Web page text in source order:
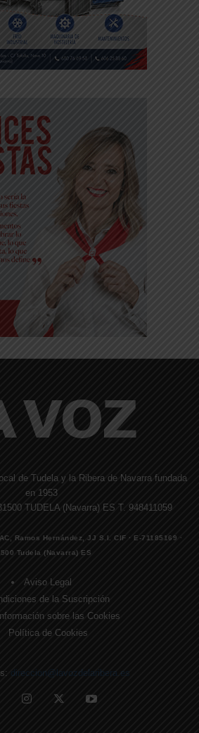
de Tudela y la Ribera de Navarra fundada
en 1953
TUDELA (Navarra) ES T. 948411059
Ramos Hernández, JJ S.I. CIF · E-71185169 ·
Tudela (Navarra) ES
Aviso Legal
de la Suscripción
sobre las Cookies
Política de Cookies
direccion@lavozdelaribera.es